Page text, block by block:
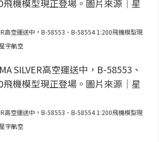
高空運送中，B-58553、B-58554 1:200飛機模型現
宇航空
高空運送中，B-58553、B-58554 1:200飛機模型現
宇航空